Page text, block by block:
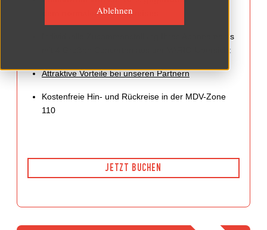
Ablehnen
dem normalen Kartenpreises
Individuelle Zusammenstellung Ihres Abonnements
mit 4 Großen Concerten aus der VARIO-Übersicht
Attraktive Vorteile bei unseren Partnern
Kostenfreie Hin- und Rückreise in der MDV-Zone
110
JETZT BUCHEN